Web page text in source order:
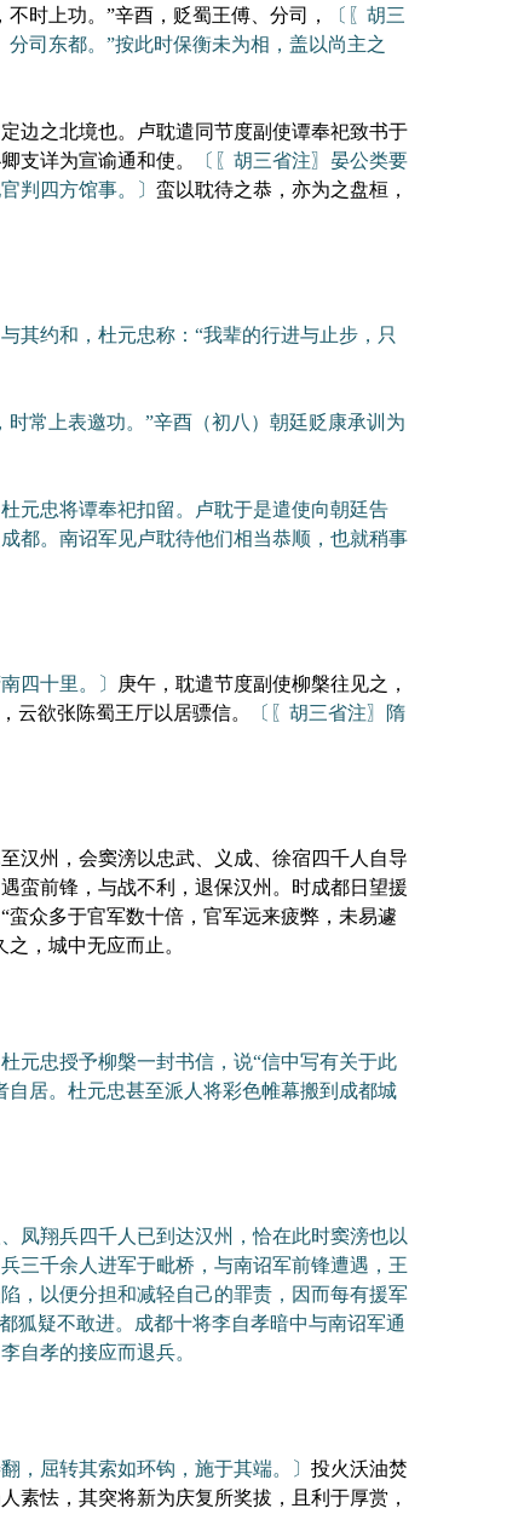
时上功。”辛酉，贬蜀王傅、分司，
〔〖胡三
司东都。”按此时保衡未为相，盖以尚主之
定边之北境也。卢耽遣同节度副使谭奉祀致书于
支详为宣谕通和使。
〔〖胡三省注〗晏公类要
判四方馆事。〕 蛮以耽待之恭，亦为之盘桓，
约和，杜元忠称：“我辈的行进与止步，只
常上表邀功。”辛酉（初八）朝廷贬康承训为
元忠将谭奉祀扣留。卢耽于是遣使向朝廷告
都。南诏军见卢耽待他们相当恭顺，也就稍事
四十里。〕
庚午，耽遣节度副使柳槃往见之，
云欲张陈蜀王厅以居骠信。
〔〖胡三省注〗隋
州，会窦滂以忠武、义成、徐宿四千人自导
遇蛮前锋，与战不利，退保汉州。时成都日望援
众多于官军数十倍，官军远来疲弊，未易遽
，城中无应而止。
忠授予柳槃一封书信，说“信中写有关于此
居。杜元忠甚至派人将彩色帷幕搬到成都城
翔兵四千人已到达汉州，恰在此时窦滂也以
三千余人进军于毗桥，与南诏军前锋遭遇，王
，以便分担和减轻自己的罪责，因而每有援军
狐疑不敢进。成都十将李自孝暗中与南诏军通
自孝的接应而退兵。
，屈转其索如环钩，施于其端。〕 投火沃油焚
素怯，其突将新为庆复所奖拔，且利于厚赏，